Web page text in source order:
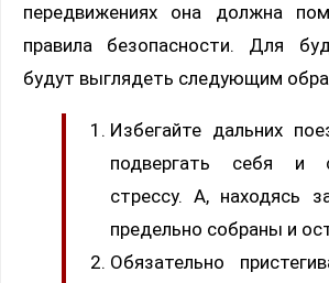
передвижениях она должна
правила безопасности. Для
будут выглядеть следующим
Избегайте дальних
подвергать себя и
стрессу. А, находясь
предельно собраны и
Обязательно